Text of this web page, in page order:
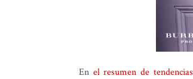
En el resumen de tendencias